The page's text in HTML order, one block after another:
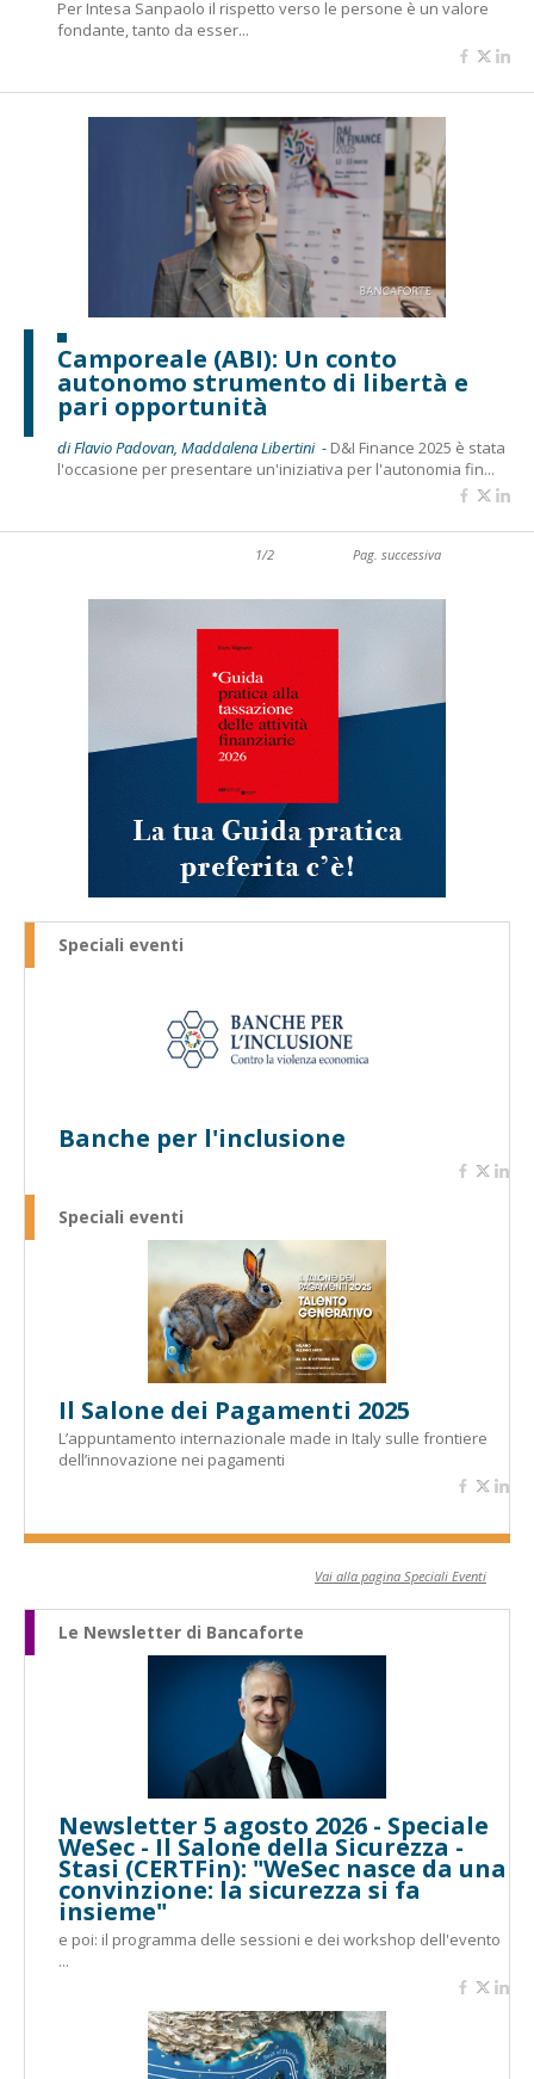
Per Intesa Sanpaolo il rispetto verso le persone è un valore
fondante, tanto da esser...
Camporeale (ABI): Un conto
autonomo strumento di libertà e
pari opportunità
di Flavio Padovan, Maddalena Libertini - D&I Finance 2025 è stata
l'occasione per presentare un'iniziativa per l'autonomia fin...
1/2 Pag. successiva
Speciali eventi
Banche per l'inclusione
Speciali eventi
Il Salone dei Pagamenti 2025
L’appuntamento internazionale made in Italy sulle frontiere
dell’innovazione nei pagamenti
Vai alla pagina Speciali Eventi
Le Newsletter di Bancaforte
Newsletter 5 agosto 2026 - Speciale
WeSec - Il Salone della Sicurezza -
Stasi (CERTFin): "WeSec nasce da una
convinzione: la sicurezza si fa
insieme"
e poi: il programma delle sessioni e dei workshop dell'evento
...